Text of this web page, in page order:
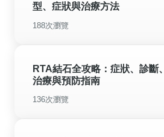
型、症狀與治療方法
188次瀏覽
RTA結石全攻略：症狀、診斷、
治療與預防指南
136次瀏覽